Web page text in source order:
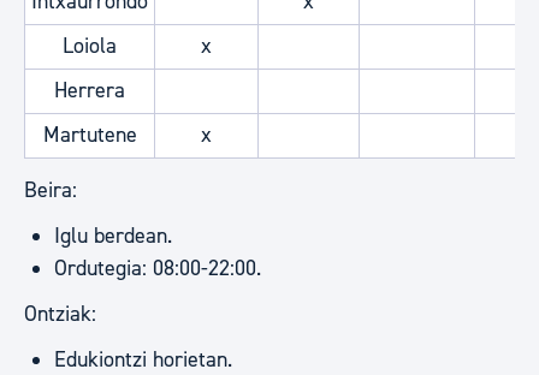
Loiola
x
Herrera
Martutene
x
Beira:
Iglu berdean.
Ordutegia: 08:00-22:00.
Ontziak:
Edukiontzi horietan.